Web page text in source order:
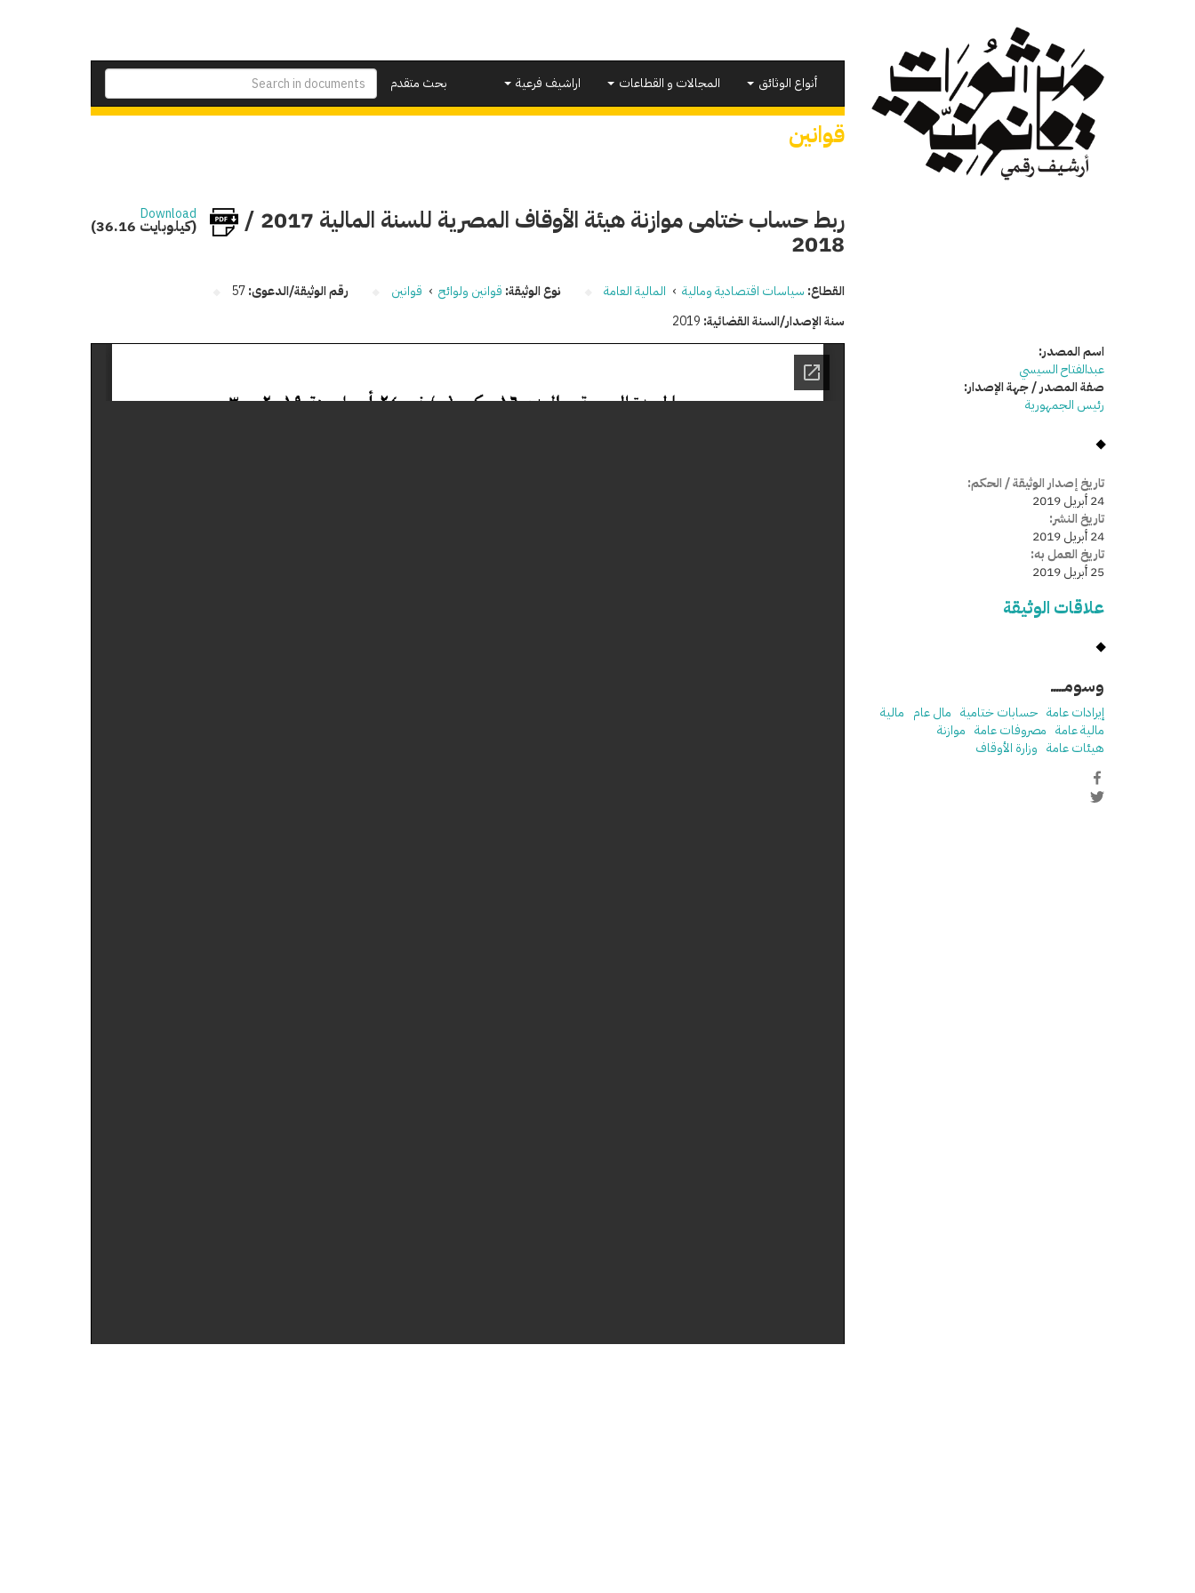
بحث متقدم
أنواع الوثائق المجالات و القطاعات اراشيف فرعية
قوانين
ربط حساب ختامى موازنة هيئة الأوقاف المصرية للسنة المالية 2017 /
2018
Download
(36.16 كيلوبايت)
القطاع: سياسات اقتصادية ومالية › المالية العامة نوع الوثيقة: قوانين ولوائح › قوانين رقم الوثيقة/الدعوى:57
سنة الإصدار/السنة القضائية: 2019
اسم المصدر:
عبدالفتاح السيسي
صفة المصدر / جهة الإصدار:
رئيس الجمهورية
تاريخ إصدار الوثيقة / الحكم:
24 أبريل 2019
تاريخ النشر:
24 أبريل 2019
تاريخ العمل به:
25 أبريل 2019
علاقات الوثيقة
وسومـــــ
إيرادات عامة حسابات ختامية مال عام مالية
مالية عامة مصروفات عامة موازنة
هيئات عامة وزارة الأوقاف